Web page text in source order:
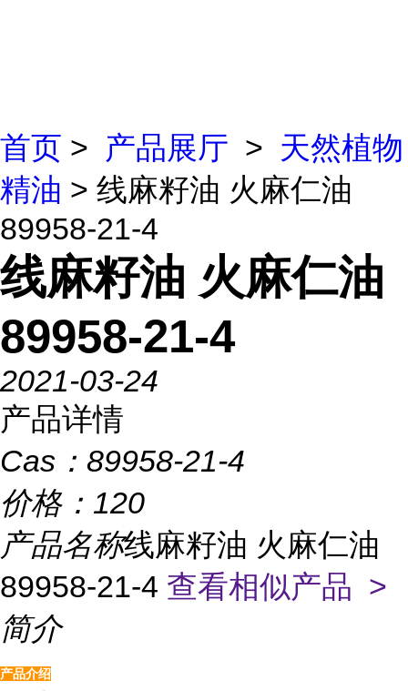
首页 > 产品展厅 > 天然植物
精油 > 线麻籽油 火麻仁油
89958-21-4
线麻籽油 火麻仁油
89958-21-4
2021-03-24
产品详情
Cas： 89958-21-4
价格： 120
产品名称线麻籽油 火麻仁油
89958-21-4 查看相似产品 >
简介
产品介绍